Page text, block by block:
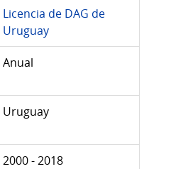
Licencia de DAG de
Uruguay
Anual
Uruguay
2000 - 2018